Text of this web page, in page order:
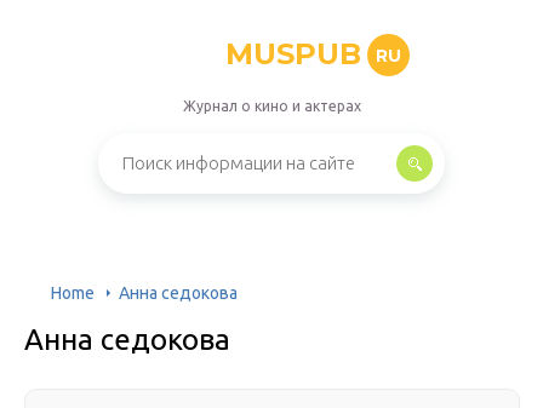
MUSPUB RU
Журнал о кино и актерах
Home Анна седокова
Анна седокова